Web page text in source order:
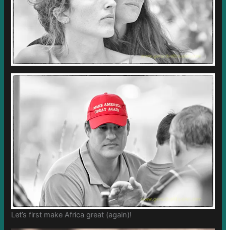
Let’s first make Africa great (again)!